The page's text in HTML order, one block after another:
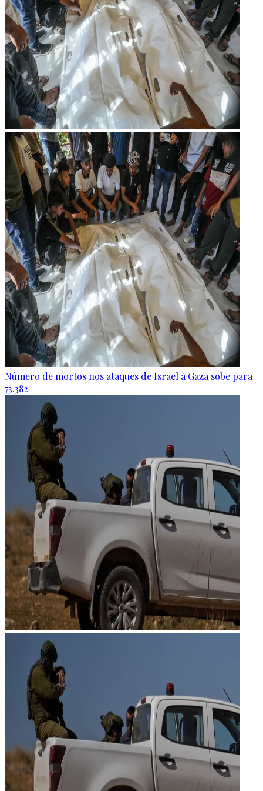
Número de mortos nos ataques de Israel à Gaza sobe para
73.382